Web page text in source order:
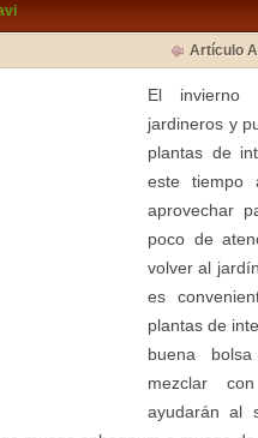
Artículo
El invierno
jardineros y
plantas de
este
aprovechar
poco de
volver al
es
plantas de
buena
mezclar
ayudarán al